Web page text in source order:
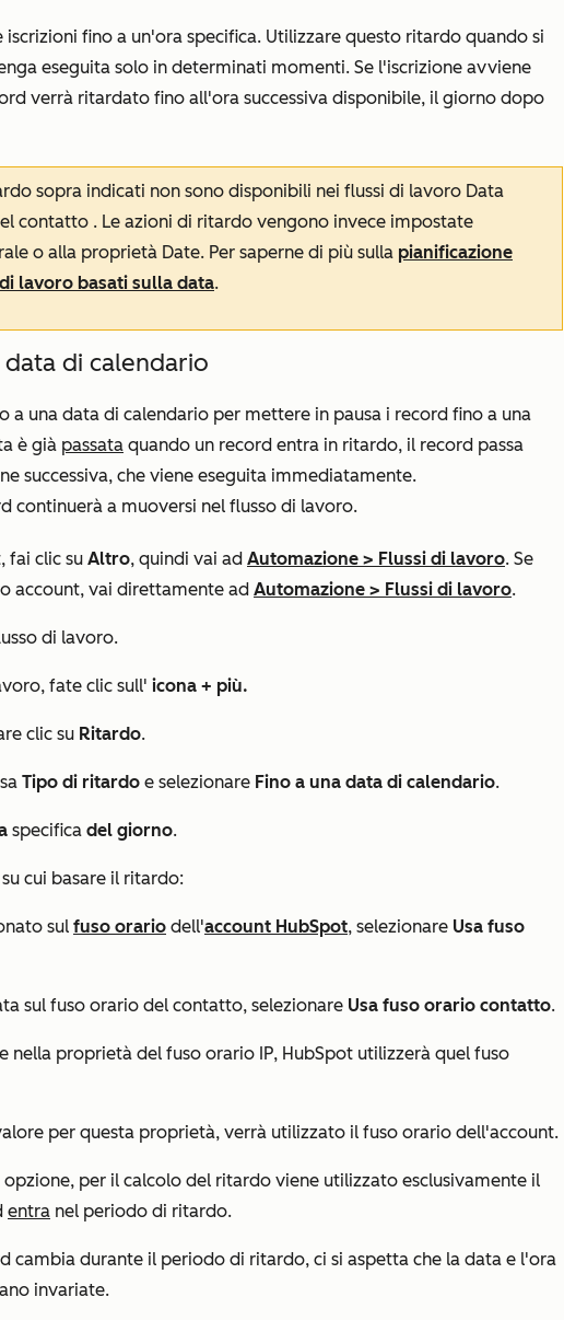
iscrizioni fino a un'ora specifica. Utilizzare questo ritardo quando si
eseguita solo in determinati momenti. Se l'iscrizione avviene
verrà ritardato fino all'ora successiva disponibile, il giorno dopo
sopra indicati non sono disponibili nei flussi di lavoro Data
contatto . Le azioni di ritardo vengono invece impostate
o alla proprietà Date. Per saperne di più sulla pianificazione
lavoro basati sulla data.
di calendario
a una data di calendario per mettere in pausa i record fino a una
è già passata quando un record entra in ritardo, il record passa
successiva, che viene eseguita immediatamente.
continuerà a muoversi nel flusso di lavoro.
fai clic su Altro, quindi vai ad Automazione > Flussi di lavoro. Se
account, vai direttamente ad Automazione > Flussi di lavoro.
di lavoro.
fate clic sull' icona + più.
clic su Ritardo.
Tipo di ritardo e selezionare Fino a una data di calendario.
specifica del giorno.
cui basare il ritardo:
sul fuso orario dell'account HubSpot, selezionare Usa fuso
sul fuso orario del contatto, selezionare Usa fuso orario contatto.
nella proprietà del fuso orario IP, HubSpot utilizzerà quel fuso
per questa proprietà, verrà utilizzato il fuso orario dell'account.
per il calcolo del ritardo viene utilizzato esclusivamente il
entra nel periodo di ritardo.
cambia durante il periodo di ritardo, ci si aspetta che la data e l'ora
invariate.